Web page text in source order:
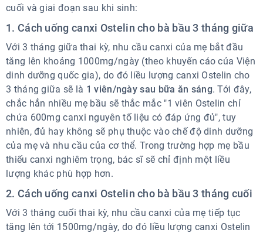
cuối và giai đoạn sau khi sinh:
1. Cách uống canxi Ostelin cho bà bầu 3 tháng giữa
Với 3 tháng giữa thai kỳ, nhu cầu canxi của mẹ bắt đầu
tăng lên khoảng 1000mg/ngày (theo khuyến cáo của Viện
dinh dưỡng quốc gia), do đó liều lượng canxi Ostelin cho
3 tháng giữa sẽ là 1 viên/ngày sau bữa ăn sáng. Tới đây,
chắc hẳn nhiều mẹ bầu sẽ thắc mắc "1 viên Ostelin chỉ
chứa 600mg canxi nguyên tố liệu có đáp ứng đủ", tuy
nhiên, đủ hay không sẽ phụ thuộc vào chế độ dinh dưỡng
của mẹ và nhu cầu của cơ thể. Trong trường hợp mẹ bầu
thiếu canxi nghiêm trọng, bác sĩ sẽ chỉ định một liều
lượng khác phù hợp hơn.
2. Cách uống canxi Ostelin cho bà bầu 3 tháng cuối
Với 3 tháng cuối thai kỳ, nhu cầu canxi của mẹ tiếp tục
tăng lên tới 1500mg/ngày, do đó liều lượng canxi Ostelin